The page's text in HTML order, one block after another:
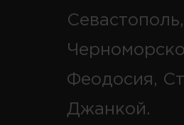
Феодосия,
Джанкой.